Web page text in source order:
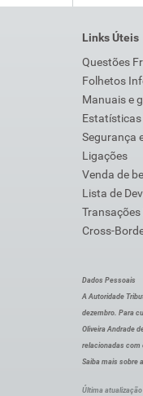
Links Úteis
Questões
Folhetos
Manuais e
Estatísticas
Segurança
Ligações
Venda de
Lista de
Cross-
Dados Pessoais
A Autoridade
dezembro. Para
Oliveira Andrade
relacionadas com
Saiba mais sobre a
Última